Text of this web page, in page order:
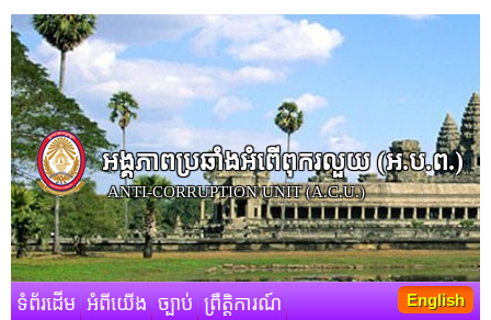
អង្គភាពប្រឆាំងអំពើពុករលួយ​ (អ.ប.ព.)
ANTI-CORRUPTION UNIT (A.C.U.)
ទំព័រដើម អំពីយើង ច្បាប់ ព្រឹត្តិការណ៍
English